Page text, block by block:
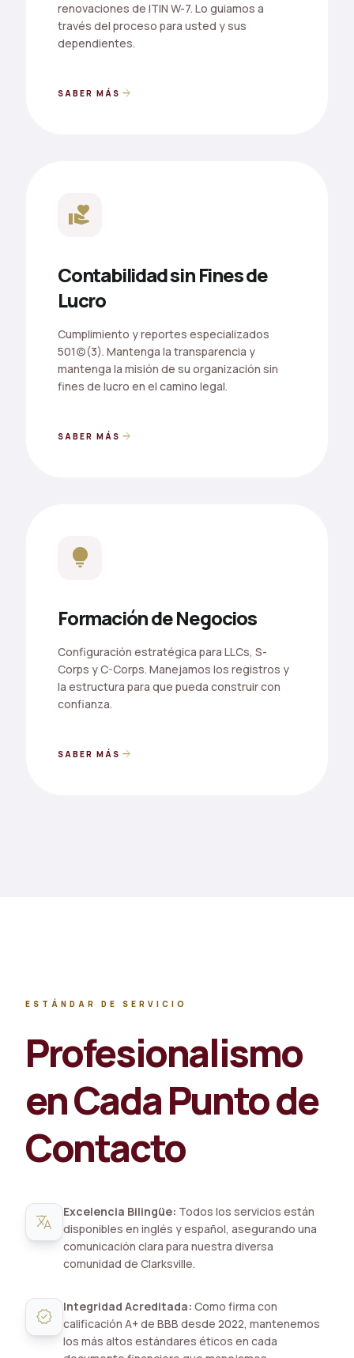
renovaciones de ITIN W-7. Lo guiamos a
través del proceso para usted y sus
dependientes.
SABER MÁS arrow_forward
volunteer_activism
Contabilidad sin Fines de
Lucro
Cumplimiento y reportes especializados
501(c)(3). Mantenga la transparencia y
mantenga la misión de su organización sin
fines de lucro en el camino legal.
SABER MÁS arrow_forward
lightbulb
Formación de Negocios
Configuración estratégica para LLCs, S-
Corps y C-Corps. Manejamos los registros y
la estructura para que pueda construir con
confianza.
SABER MÁS arrow_forward
ESTÁNDAR DE SERVICIO
Profesionalismo
en Cada Punto de
Contacto
translate Excelencia Bilingüe: Todos los servicios están
disponibles en inglés y español, asegurando una
comunicación clara para nuestra diversa
comunidad de Clarksville.
verified Integridad Acreditada: Como firma con
calificación A+ de BBB desde 2022, mantenemos
los más altos estándares éticos en cada